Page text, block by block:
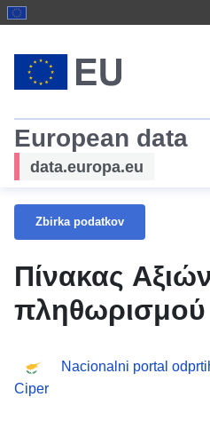
European data
data.europa.eu
Zbirka podatkov
Πίνακας
Nacionalni portal
Ciper